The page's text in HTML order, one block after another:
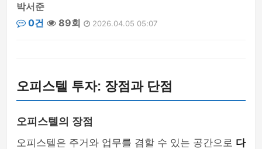
박서준
0건
89회 2026.04.05 05:07
오피스텔 투자: 장점과 단점
오피스텔의 장점
오피스텔은 주거와 업무를 겸할 수 있는 공간으로 다